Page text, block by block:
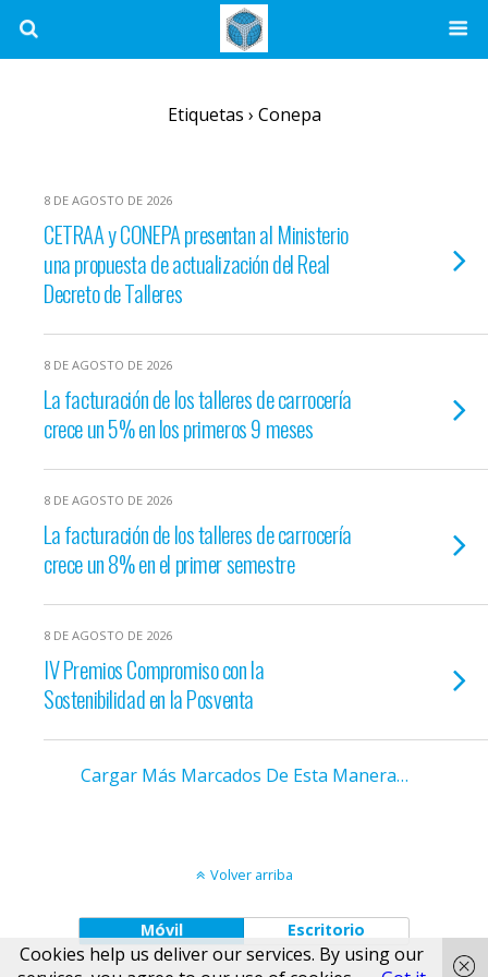
Etiquetas › Conepa
8 DE AGOSTO DE 2026
CETRAA y CONEPA presentan al Ministerio
una propuesta de actualización del Real
Decreto de Talleres
8 DE AGOSTO DE 2026
La facturación de los talleres de carrocería
crece un 5% en los primeros 9 meses
8 DE AGOSTO DE 2026
La facturación de los talleres de carrocería
crece un 8% en el primer semestre
8 DE AGOSTO DE 2026
IV Premios Compromiso con la
Sostenibilidad en la Posventa
Cargar Más Marcados De Esta Manera…
Volver arriba
Móvil Escritorio
Cookies help us deliver our services. By using our